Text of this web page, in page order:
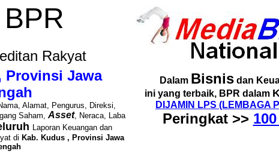
Rakyat
Provinsi Jawa
Alamat, Pengurus, Direksi,
Saham,Asset, Neraca, Laba
Laporan Keuangan dan
di Kab. Kudus , Provinsi Jawa
Dalam Bisnis dan
ini yang terbaik, BPR dalam
DIJAMIN LPS (LEMBAGA
Peringkat >>